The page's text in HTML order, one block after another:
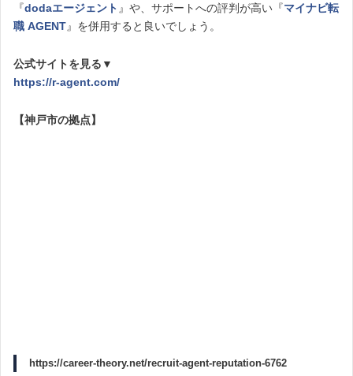
『dodaエージェント 』や、サポートへの評判が高い『マイナビ転
職 AGENT』を併用すると良いでしょう。
公式サイトを見る▼
https://r-agent.com/
【神戸市の拠点】
https://career-theory.net/recruit-agent-reputation-6762